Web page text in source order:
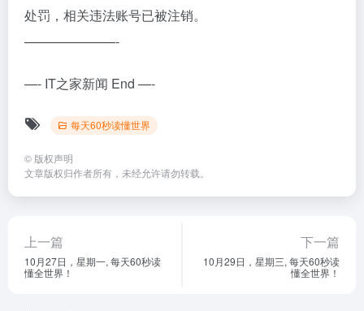
处罚，相关违法账号已被注销。
———————-
—- IT之家新闻 End —-
每天60秒读懂世界
© 版权声明
文章版权归作者所有，未经允许请勿转载。
上一篇
10月27日，星期一, 每天60秒读
懂全世界！
下一篇
10月29日，星期三, 每天60秒读
懂全世界！